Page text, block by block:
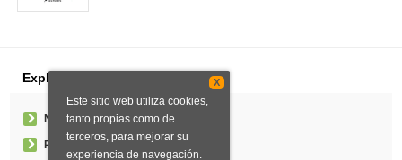
Explorar
Noticias
Pedidos especiales
X
Este sitio web utiliza cookies,
tanto propias como de
terceros, para mejorar su
experiencia de navegación.